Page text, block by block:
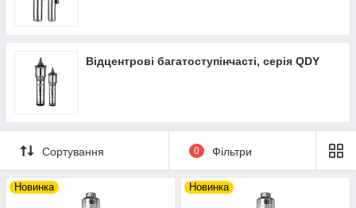
Відцентрові багатоступінчасті, серія QDY
Сортування 0 Фільтри
Новинка Новинка